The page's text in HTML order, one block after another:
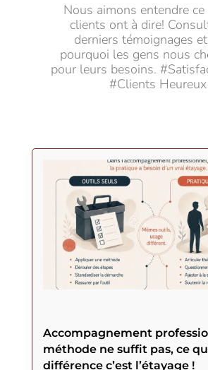
Nous aimons entendre
clients ont à dire!
derniers témoignages
pourquoi les gens nous
pour leurs besoins.
#Clients Heureux
Accompagnement
méthode ne suffit pas, ce
différence c’est l’étayage !